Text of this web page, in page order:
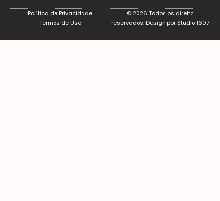
© 2026 Todos os direito
reservados. Design por Studio 1607
Política de Privacidade
Termos de Uso